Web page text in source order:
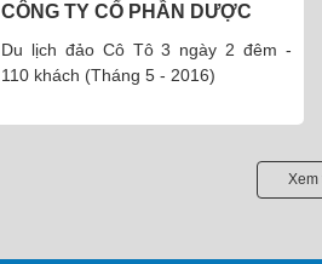
CÔNG TY CỔ PHẦN DƯỢC
Du lịch đảo Cô Tô 3 ngày 2 đêm -
110 khách (Tháng 5 - 2016)
Xem